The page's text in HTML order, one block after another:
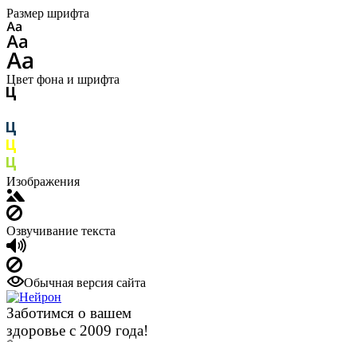
Размер шрифта
Цвет фона и шрифта
Изображения
Озвучивание текста
Обычная версия сайта
Заботимся о вашем
здоровье с 2009 года!